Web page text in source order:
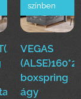
VEGAS
boxspring
ágy
színben